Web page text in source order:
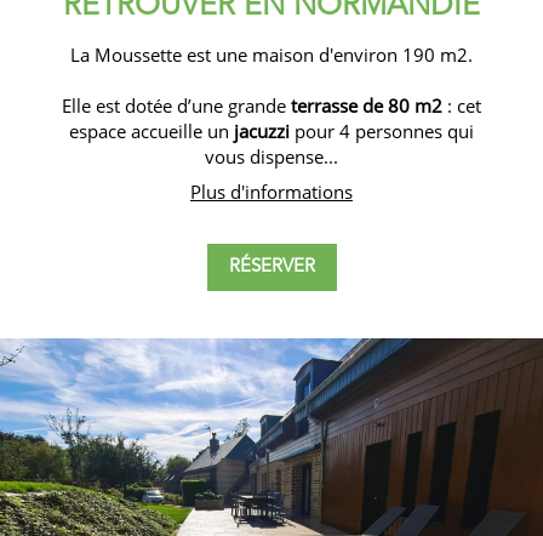
RETROUVER EN NORMANDIE
La Moussette est une maison d'environ 190 m2.
Elle est dotée d’une grande terrasse de 80 m2 : cet
espace accueille un jacuzzi pour 4 personnes qui
vous dispense...
Plus d'informations
RÉSERVER